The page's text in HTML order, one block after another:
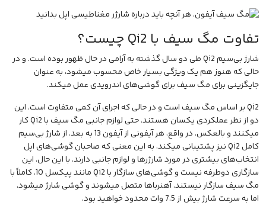
تفاوت مگ سیف با Qi2 چیست؟
شارژ بی‌سیم Qi2 طی دو سال گذشته به آرامی در حال ظهور بوده است. و در
حالی که هنوز هم یک ویژگی بسیار خاص محسوب میشود، به عنوان
جایگزینی برای مگ سیف برای گوشی‌های اندرویدی عمل میکند.
Qi2 بر اساس مگ سیف است و در حالی که اجرای آن کمی متفاوت است، این
دو از نظر عملکردی یکسان هستند، حتی لوازم جانبی مگ سیف با Qi2 کار
میکنند و بالعکس. در واقع، هر آیفونی از آیفون 13 به بعد، از شارژ بی‌سیم
کامل Qi2 نیز پشتیبانی میکند، به این معنی که صاحبان گوشی‌های اپل
انتخاب‌های بیشتری در مورد شارژرها و لوازم جانبی دارند. با این حال، این
سازگاری دوطرفه نیست و گوشی‌های سازگار با Qi2 مانند پیکسل 10، کاملاً با
مگ سیف سازگار نیستند. آهنرباها متصل میشوند و گوشی شارژ میشود،
اما به سرعت شارژ بیش از 7.5 وات محدود خواهید بود.